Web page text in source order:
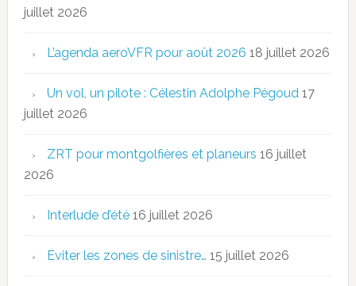
juillet 2026
L’agenda aeroVFR pour août 2026 18 juillet 2026
Un vol, un pilote : Célestin Adolphe Pégoud 17
juillet 2026
ZRT pour montgolfières et planeurs 16 juillet
2026
Interlude d’été 16 juillet 2026
Eviter les zones de sinistre… 15 juillet 2026